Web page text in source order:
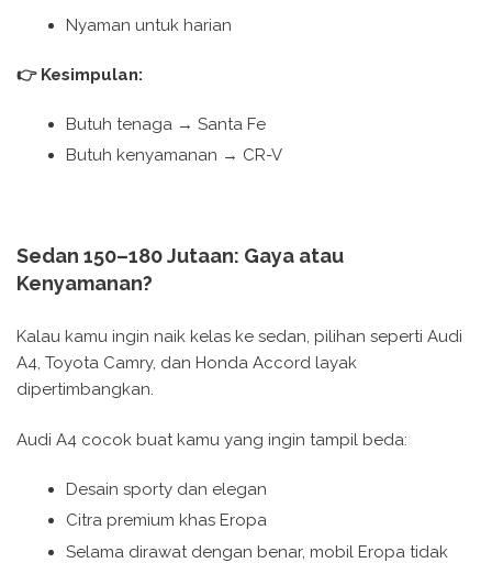
Nyaman untuk harian
👉 Kesimpulan:
Butuh tenaga → Santa Fe
Butuh kenyamanan → CR-V
Sedan 150–180 Jutaan: Gaya atau
Kenyamanan?
Kalau kamu ingin naik kelas ke sedan, pilihan seperti Audi
A4, Toyota Camry, dan Honda Accord layak
dipertimbangkan.
Audi A4 cocok buat kamu yang ingin tampil beda:
Desain sporty dan elegan
Citra premium khas Eropa
Selama dirawat dengan benar, mobil Eropa tidak